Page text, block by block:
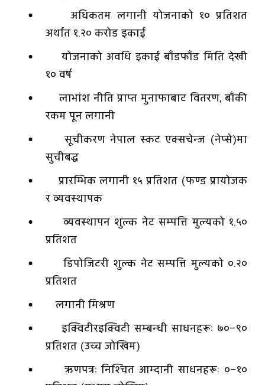
अधिकतम लगानी योजनाको १० प्रतिशत
अर्थात १.२० करोड इकाई
योजनाको अवधि इकाई बाँडफाँड मिति देखी
१० वर्ष
लाभांश नीति प्राप्त मुनाफाबाट वितरण, बाँकी
रकम पून लगानी
सूचीकरण नेपाल स्कट एक्सचेन्ज (नेप्से)मा
सुचीबद्ध
प्रारम्भिक लगानी १५ प्रतिशत (फण्ड प्रायोजक
र व्यवस्थापक
व्यवस्थापन शुल्क नेट सम्पत्ति मुल्यको १.५०
प्रतिशत
डिपोजिटरी शुल्क नेट सम्पत्ति मुल्यको ०.२०
प्रतिशत
लगानी मिश्रण
इक्विटीरइक्विटी सम्बन्धी साधनहरूः ७०–९०
प्रतिशत (उच्च जोखिम)
ऋणपत्रः निश्चित आम्दानी साधनहरूः ०–१०